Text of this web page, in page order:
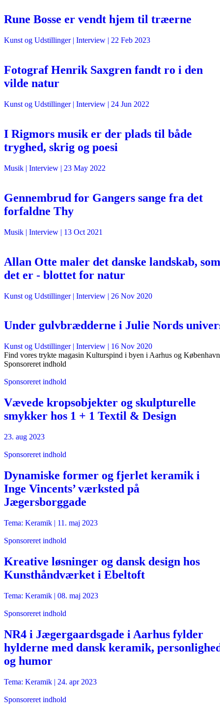
Rune Bosse er vendt hjem til træerne
Kunst og Udstillinger| Interview | 22 Feb 2023
Fotograf Henrik Saxgren fandt ro i den
vilde natur
Kunst og Udstillinger| Interview | 24 Jun 2022
I Rigmors musik er der plads til både
tryghed, skrig og poesi
Musik | Interview | 23 May 2022
Gennembrud for Gangers sange fra det
forfaldne Thy
Musik | Interview | 13 Oct 2021
Allan Otte maler det danske landskab, som
det er - blottet for natur
Kunst og Udstillinger| Interview | 26 Nov 2020
Under gulvbrædderne i Julie Nords
Kunst og Udstillinger| Interview | 16 Nov 2020
Find vores trykte magasin Kulturspind i byen i Aarhus og København
Sponsoreret indhold
Sponsoreret indhold
Vævede kropsobjekter og skulpturelle
smykker hos 1 + 1 Textil & Design
23. aug 2023
Sponsoreret indhold
Dynamiske former og fjerlet keramik i
Inge Vincents’ værksted på
Jægersborggade
Tema: Keramik | 11. maj 2023
Sponsoreret indhold
Kreative løsninger og dansk design hos
Kunsthåndværket i Ebeltoft
Tema: Keramik | 08. maj 2023
Sponsoreret indhold
NR4 i Jægergaardsgade i Aarhus fylder
hylderne med dansk keramik,
og humor
Tema: Keramik | 24. apr 2023
Sponsoreret indhold